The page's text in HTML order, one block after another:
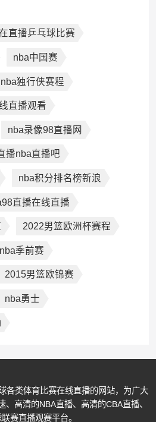
直播乒乓球比赛
nba中国赛
nba独行侠赛程
直播观看
nba录像98直播网
播nba直播吧
nba积分排名榜新浪
直播在线直播
2022男篮欧洲杯赛程
nba季前赛
2015男篮欧锦赛
nba勇士
各类体育比赛在线直播的网站，为广大
高清的NBA直播、高清的CBA直播、
赛直播观赛平台。